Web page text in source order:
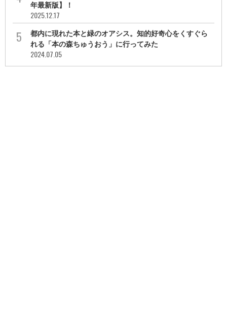
年最新版】！
2025.12.17
都内に現れた本と緑のオアシス。知的好奇心をくすぐら
れる「本の森ちゅうおう」に行ってみた
2024.07.05